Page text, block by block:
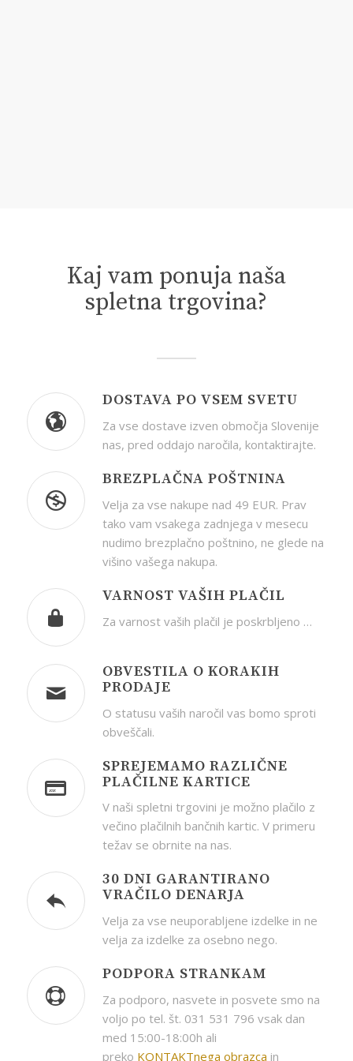
Kaj vam ponuja naša
spletna trgovina?
DOSTAVA PO VSEM SVETU
Za vse dostave izven območja Slovenije
nas, pred oddajo naročila, kontaktirajte.
BREZPLAČNA POŠTNINA
Velja za vse nakupe nad 49 EUR. Prav
tako vam vsakega zadnjega v mesecu
nudimo brezplačno poštnino, ne glede na
višino vašega nakupa.
VARNOST VAŠIH PLAČIL
Za varnost vaših plačil je poskrbljeno …
OBVESTILA O KORAKIH
PRODAJE
O statusu vaših naročil vas bomo sproti
obveščali.
SPREJEMAMO RAZLIČNE
PLAČILNE KARTICE
V naši spletni trgovini je možno plačilo z
večino plačilnih bančnih kartic. V primeru
težav se obrnite na nas.
30 DNI GARANTIRANO
VRAČILO DENARJA
Velja za vse neuporabljene izdelke in ne
velja za izdelke za osebno nego.
PODPORA STRANKAM
Za podporo, nasvete in posvete smo na
voljo po tel. št. 031 531 796 vsak dan
med 15:00-18:00h ali
preko KONTAKTnega obrazca in